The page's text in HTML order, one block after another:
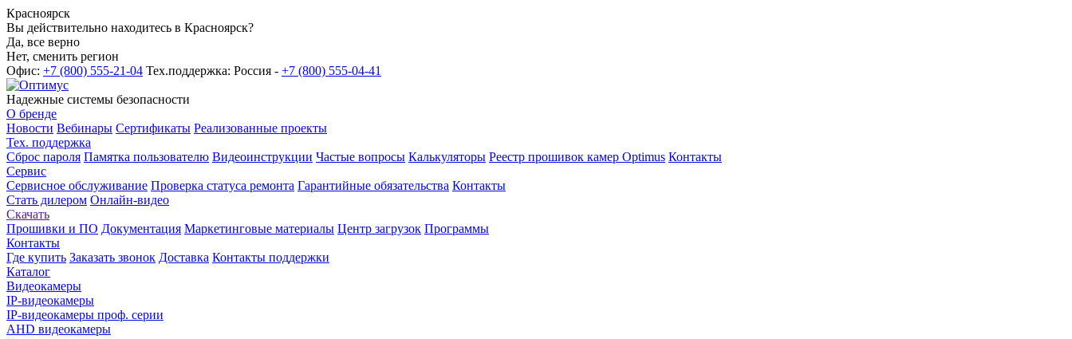
Красноярск
Вы действительно находитесь в Красноярск?
Да, все верно
Нет, сменить регион
Офис: +7 (800) 555-21-04 Тех.поддержка: Россия - +7 (800) 555-04-41
Надежные системы безопасности
О бренде
Новости Вебинары Сертификаты Реализованные проекты
Тех. поддержка
Сброс пароля Памятка пользователю Видеоинструкции Частые вопросы Калькуляторы Реестр прошивок камер Optimus Контакты
Сервис
Сервисное обслуживание Проверка статуса ремонта Гарантийные обязательства Контакты
Стать дилером Онлайн-видео
Скачать
Прошивки и ПО Документация Маркетинговые материалы Центр загрузок Программы
Контакты
Где купить Заказать звонок Доставка Контакты поддержки
Каталог
Видеокамеры
IP-видеокамеры
IP-видеокамеры проф. серии
AHD видеокамеры